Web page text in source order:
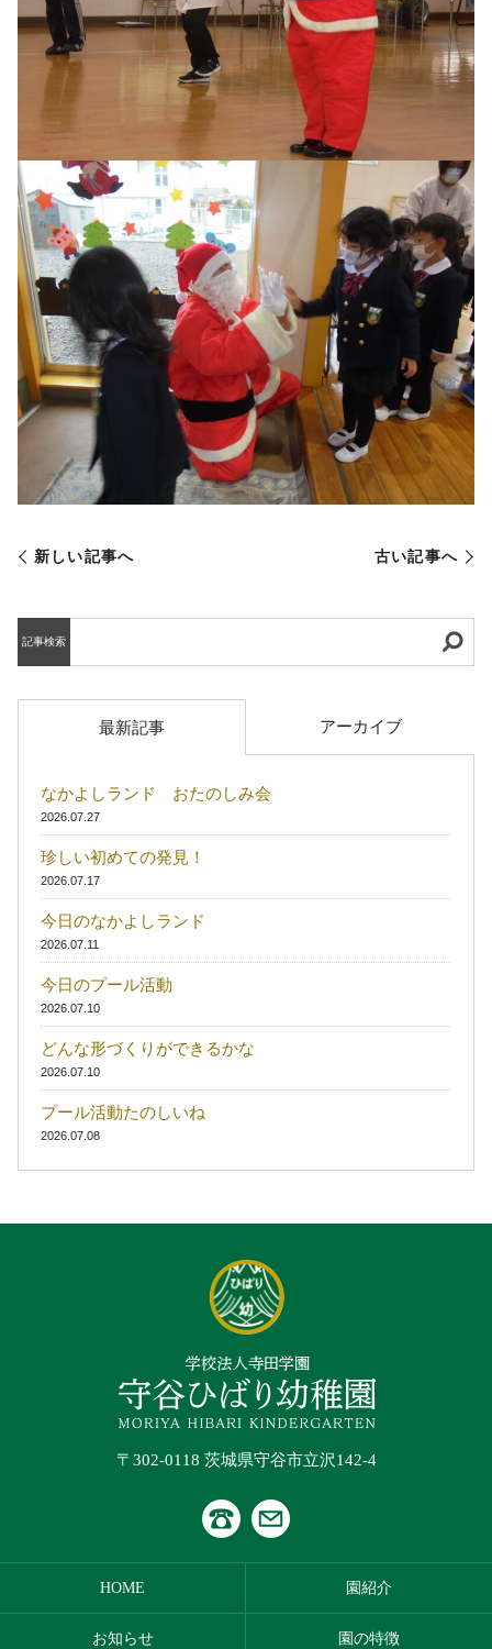
新しい記事へ 古い記事へ
記事検索
最新記事 アーカイブ
なかよしランド おたのしみ会
2026.07.27
珍しい初めての発見！
2026.07.17
今日のなかよしランド
2026.07.11
今日のプール活動
2026.07.10
どんな形づくりができるかな
2026.07.10
プール活動たのしいね
2026.07.08
〒302-0118 茨城県守谷市立沢142-4
HOME 園紹介
お知らせ 園の特徴